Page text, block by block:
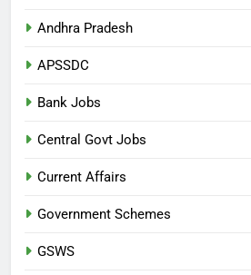
Andhra Pradesh
APSSDC
Bank Jobs
Central Govt Jobs
Current Affairs
Government Schemes
GSWS